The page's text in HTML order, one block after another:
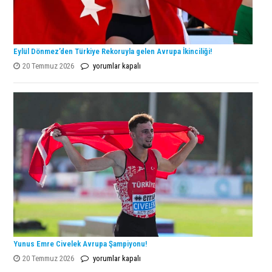
Eylül Dönmez’den Türkiye Rekoruyla gelen Avrupa İkinciliği!
20 Temmuz 2026
Eylül
Türkiye
gelen
Avrupa
İkinciliği!
yorumlar kapalı
Yunus Emre Civelek Avrupa Şampiyonu!
20 Temmuz 2026
Yunus
yorumlar kapalı